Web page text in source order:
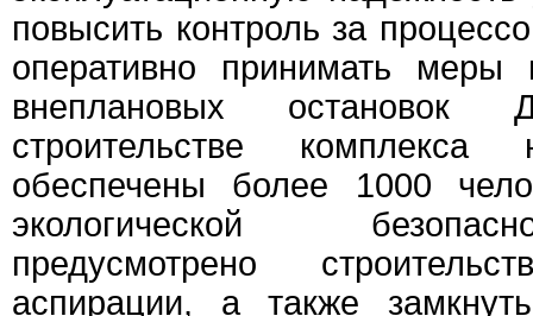
повысить контроль за
оперативно принимать меры
внеплановых
строительстве
обеспечены более 1000
экологической
предусмотрено
аспирации, а также